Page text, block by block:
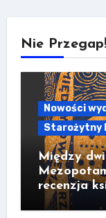
Nie Przegap!
Nowości
Starożytny
Między
recenzja